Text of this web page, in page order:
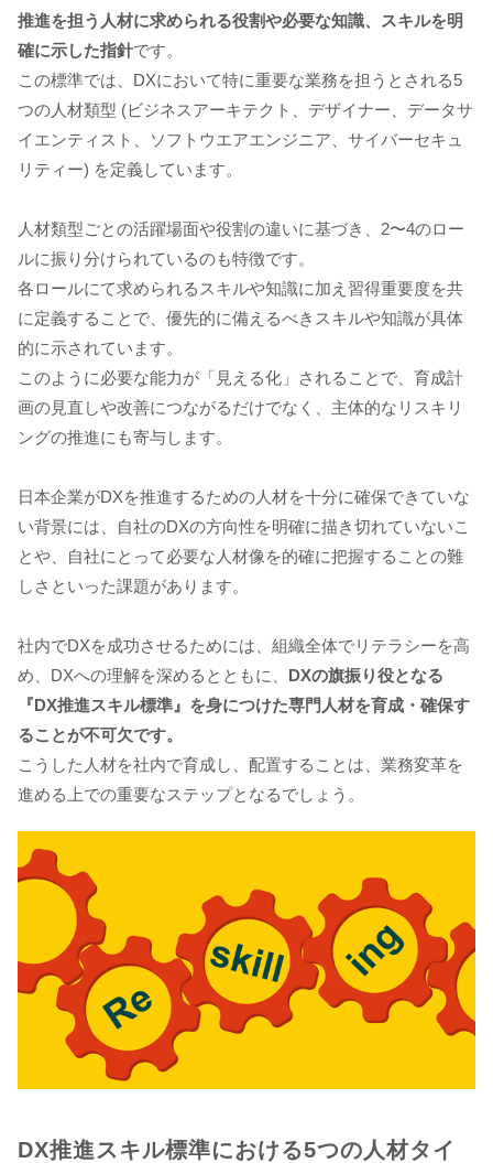
推進を担う人材に求められる役割や必要な知識、スキルを明
確に示した指針です。
この標準では、DXにおいて特に重要な業務を担うとされる5
つの人材類型 (ビジネスアーキテクト、デザイナー、データサ
イエンティスト、ソフトウエアエンジニア、サイバーセキュ
リティー) を定義しています。
人材類型ごとの活躍場面や役割の違いに基づき、2〜4のロー
ルに振り分けられているのも特徴です。
各ロールにて求められるスキルや知識に加え習得重要度を共
に定義することで、優先的に備えるべきスキルや知識が具体
的に示されています。
このように必要な能力が「見える化」されることで、育成計
画の見直しや改善につながるだけでなく、主体的なリスキリ
ングの推進にも寄与します。
日本企業がDXを推進するための人材を十分に確保できていな
い背景には、自社のDXの方向性を明確に描き切れていないこ
とや、自社にとって必要な人材像を的確に把握することの難
しさといった課題があります。
社内でDXを成功させるためには、組織全体でリテラシーを高
め、DXへの理解を深めるとともに、 DXの旗振り役となる
『DX推進スキル標準』を身につけた専門人材を育成・確保す
ることが不可欠です。
こうした人材を社内で育成し、配置することは、業務変革を
進める上での重要なステップとなるでしょう。
DX推進スキル標準における5つの人材タイ